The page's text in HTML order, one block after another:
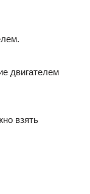
двигателем
взять